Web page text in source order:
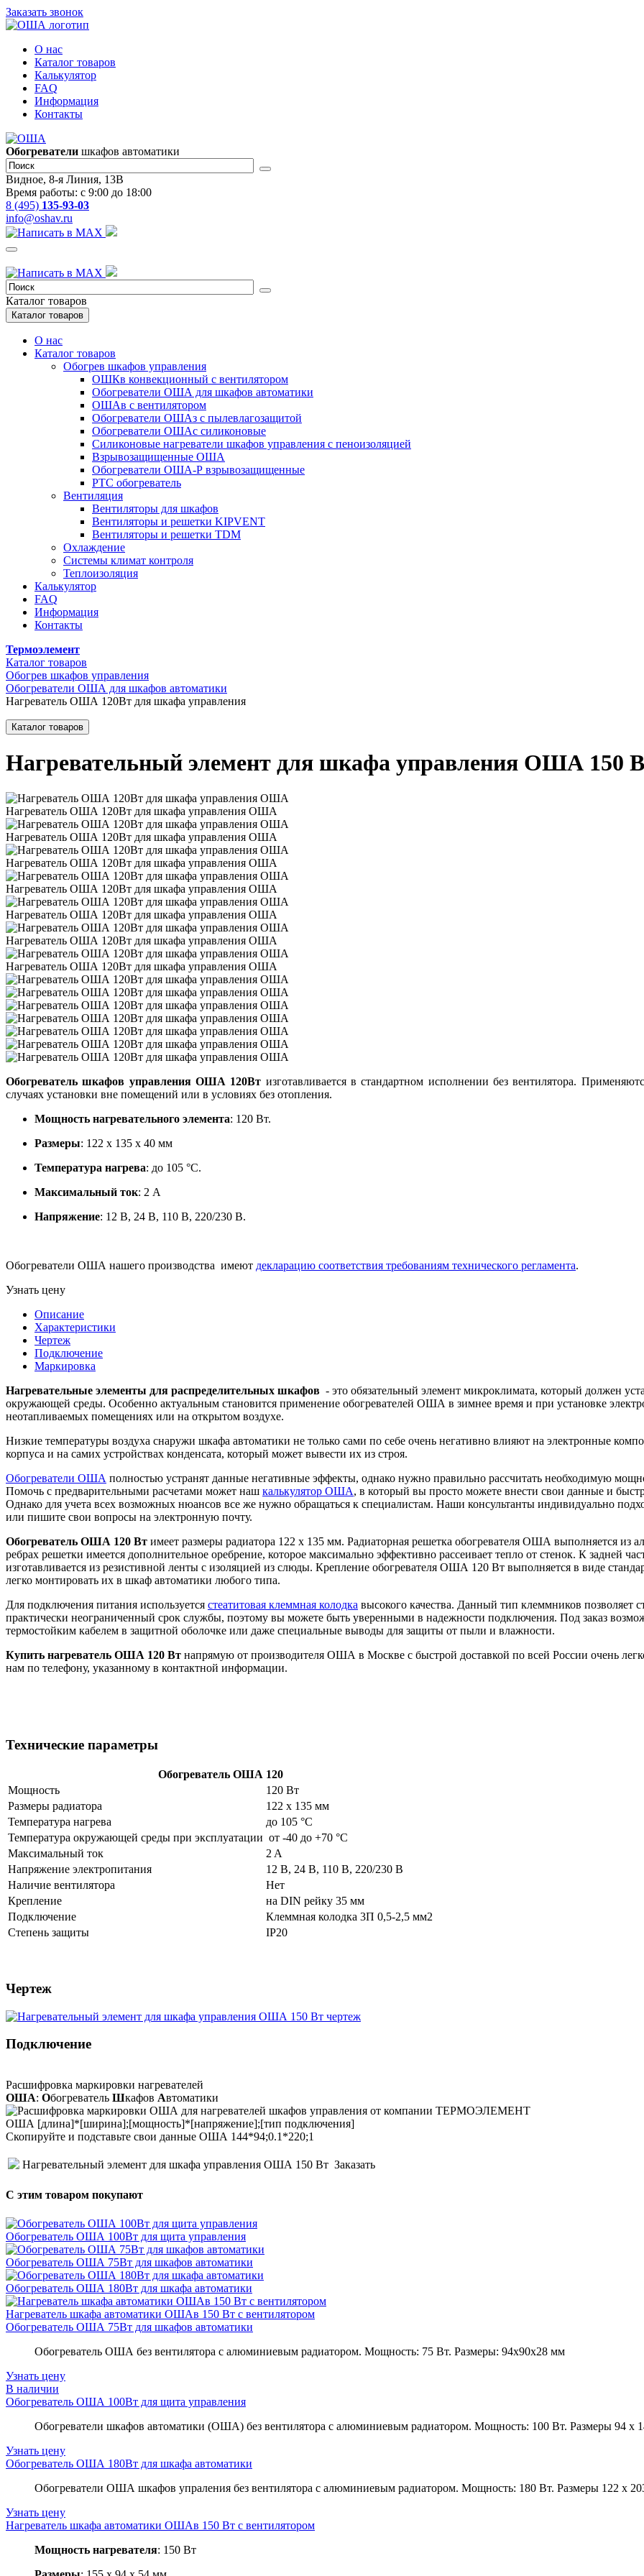
Заказать звонок
О нас
Каталог товаров
Калькулятор
FAQ
Информация
Контакты
Обогреватели шкафов автоматики
Видное, 8-я Линия, 13В
Время работы: с 9:00 до 18:00
8 (495) 135-93-03
info@oshav.ru
Каталог товаров
Каталог товаров
О нас
Каталог товаров
Обогрев шкафов управления
ОШКв конвекционный с вентилятором
Обогреватели ОША для шкафов автоматики
ОШАв с вентилятором
Обогреватели ОШАз с пылевлагозащитой
Обогреватели ОШАс силиконовые
Силиконовые нагреватели шкафов управления с пеноизоляцией
Взрывозащищенные ОША
Обогреватели ОША-Р взрывозащищенные
РТС обогреватель
Вентиляция
Вентиляторы для шкафов
Вентиляторы и решетки KIPVENT
Вентиляторы и решетки TDM
Охлаждение
Системы климат контроля
Теплоизоляция
Калькулятор
FAQ
Информация
Контакты
Термоэлемент
Каталог товаров
Обогрев шкафов управления
Обогреватели ОША для шкафов автоматики
Нагреватель ОША 120Вт для шкафа управления
Каталог товаров
Нагревательный элемент для шкафа управления ОША 150
Нагреватель ОША 120Вт для шкафа управления ОША
Нагреватель ОША 120Вт для шкафа управления ОША
Нагреватель ОША 120Вт для шкафа управления ОША
Нагреватель ОША 120Вт для шкафа управления ОША
Нагреватель ОША 120Вт для шкафа управления ОША
Нагреватель ОША 120Вт для шкафа управления ОША
Нагреватель ОША 120Вт для шкафа управления ОША
Обогреватель шкафов управления ОША 120Вт изготавливается в стандартном исполнении без вентилятора.
случаях установки вне помещений или в условиях без отопления.
Мощность нагревательного элемента: 120 Вт.
Размеры: 122 х 135 х 40 мм
Температура нагрева: до 105 °C.
Максимальный ток: 2 A
Напряжение: 12 В, 24 В, 110 В, 220/230 B.
Обогреватели ОША нашего производства имеют декларацию соответствия требованиям технического регламента.
Узнать цену
Описание
Характеристики
Чертеж
Подключение
Маркировка
Нагревательные элементы для распределительных шкафов - это обязательный элемент микроклимата, который должен
окружающей среды. Особенно актуальным становится применение обогревателей ОША в зимнее время и при установке
неотапливаемых помещениях или на открытом воздухе.
Низкие температуры воздуха снаружи шкафа автоматики не только сами по себе очень негативно влияют на электронные
корпуса и на самих устройствах конденсата, который может вывести их из строя.
Обогреватели ОША полностью устранят данные негативные эффекты, однако нужно правильно рассчитать необходимую
Помочь с предварительными расчетами может наш калькулятор ОША, в который вы просто можете внести свои данные и
Однако для учета всех возможных нюансов все же нужно обращаться к специалистам. Наши консультанты индивидуально
или пишите свои вопросы на электронную почту.
Обогреватель ОША 120 Вт имеет размеры радиатора 122 х 135 мм. Радиаторная решетка обогревателя ОША выполняется
ребрах решетки имеется дополнительное оребрение, которое максимально эффективно рассеивает тепло от стенок. К задней
изготавливается из резистивной ленты с изоляцией из слюды. Крепление обогревателя ОША 120 Вт выполняется в виде
легко монтировать их в шкаф автоматики любого типа.
Для подключения питания используется стеатитовая клеммная колодка высокого качества. Данный тип клеммников позволяет
практически неограниченный срок службы, поэтому вы можете быть уверенными в надежности подключения. Под заказ
термостойким кабелем в защитной оболочке или даже специальные выводы для защиты от пыли и влажности.
Купить нагреватель ОША 120 Вт напрямую от производителя ОША в Москве с быстрой доставкой по всей России очень
нам по телефону, указанному в контактной информации.
Технические параметры
Обогреватель ОША 120
Мощность
120 Вт
Размеры радиатора
122 х 135 мм
Температура нагрева
до 105 °C
Температура окружающей среды при эксплуатации от -40 до +70 °C
Максимальный ток
2 A
Напряжение электропитания
12 В, 24 В, 110 В, 220/230 B
Наличие вентилятора
Нет
Крепление
на DIN рейку 35 мм
Подключение
Клеммная колодка 3П 0,5-2,5 мм2
Степень защиты
IP20
Чертеж
Подключение
Расшифровка маркировки нагревателей
ОША: Обогреватель Шкафов Автоматики
ОША [длина]*[ширина];[мощность]*[напряжение];[тип подключения]
Cкопируйте и подставьте свои данные ОША 144*94;0.1*220;1
Нагревательный элемент для шкафа управления ОША 150 Вт Заказать
С этим товаром покупают
Обогреватель ОША 100Вт для щита управления
Обогреватель ОША 75Вт для шкафов автоматики
Обогреватель ОША 180Вт для шкафа автоматики
Нагреватель шкафа автоматики ОШАв 150 Вт с вентилятором
Обогреватель ОША 75Вт для шкафов автоматики
Обогреватель ОША без вентилятора с алюминиевым радиатором. Мощность: 75 Вт. Размеры: 94х90х28 мм
Узнать цену
В наличии
Обогреватель ОША 100Вт для щита управления
Обогреватели шкафов автоматики (ОША) без вентилятора с алюминиевым радиатором. Мощность: 100 Вт. Размеры 94 х
Узнать цену
Обогреватель ОША 180Вт для шкафа автоматики
Обогреватели ОША шкафов упраления без вентилятора с алюминиевым радиатором. Мощность: 180 Вт. Размеры 122 х
Узнать цену
Нагреватель шкафа автоматики ОШАв 150 Вт с вентилятором
Мощность нагревателя: 150 Вт